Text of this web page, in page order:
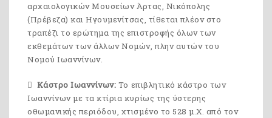
αρχαιολογικών Μουσείων Άρτας, Νικόπολης
(Πρέβεζα) και Ηγουμενίτσας, τίθεται πλέον στο
τραπέζι το ερώτημα της επιστροφής όλων των
εκθεμάτων των άλλων Νομών, πλην αυτών του
Νομού Ιωαννίνων.
Κάστρο Ιωαννίνων: Το επιβλητικό κάστρο των
Ιωαννίνων με τα κτίρια κυρίως της ύστερης
οθωμανικής περιόδου, χτισμένο το 528 μ.Χ. από τον